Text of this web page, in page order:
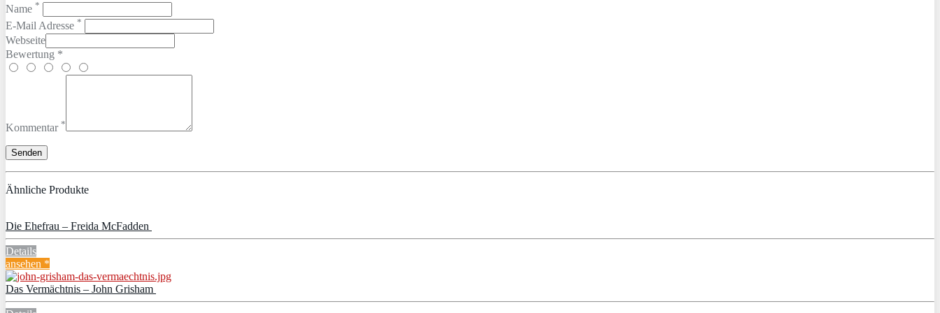
Name *
E-Mail Adresse *
Webseite
Bewertung *
Kommentar *
Ähnliche Produkte
Die Ehefrau – Freida McFadden
Details
ansehen *
Das Vermächtnis – John Grisham